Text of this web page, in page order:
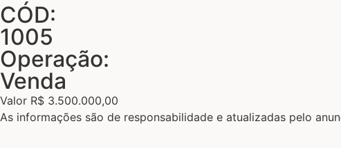
CÓD:
1005
Operação:
Venda
Valor R$ 3.500.000,00
As informações são de responsabilidade e atualizadas pelo